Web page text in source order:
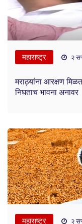
महाराष्ट्र २
मराठ्यांना आरक्षण
निघताच भावना अनावर
महाराष्ट्र २